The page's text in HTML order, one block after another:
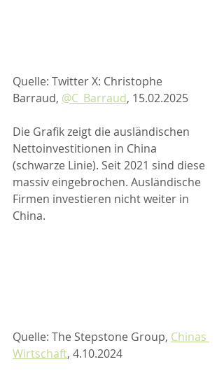
Quelle: Twitter X: Christophe
Barraud, @C_Barraud, 15.02.2025
Die Grafik zeigt die ausländischen
Nettoinvestitionen in China
(schwarze Linie). Seit 2021 sind diese
massiv eingebrochen. Ausländische
Firmen investieren nicht weiter in
China.
Quelle: The Stepstone Group, Chinas
Wirtschaft, 4.10.2024